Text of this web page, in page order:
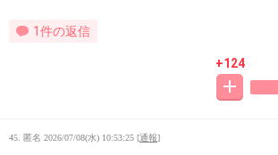
1件の返信
+124
45. 匿名 2026/07/08(水) 10:53:25 [通報]